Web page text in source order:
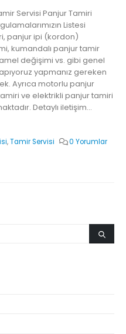
Servisi Panjur Tamiri
Listesi
panjur ipi (kordon)
kumandalı panjur tamir
değişimi vs. gibi genel
yapmanız gereken
Ayrıca motorlu panjur
ve elektrikli panjur tamiri
Detaylı iletişim...
,Tamir Servisi 0 Yorumlar